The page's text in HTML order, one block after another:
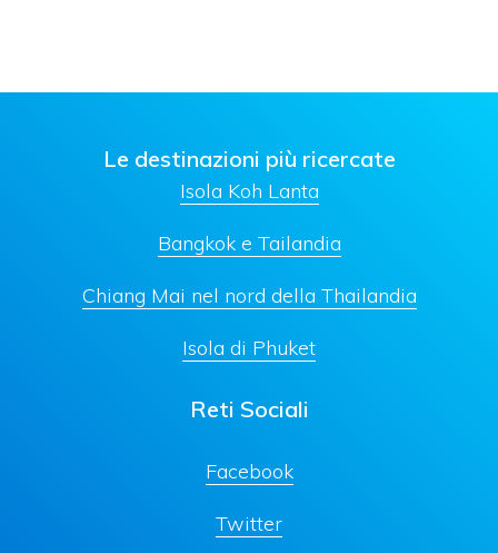
Le destinazioni più ricercate
Isola Koh Lanta
Bangkok e Tailandia
Chiang Mai nel nord della Thailandia
Isola di Phuket
Reti Sociali
Facebook
Twitter